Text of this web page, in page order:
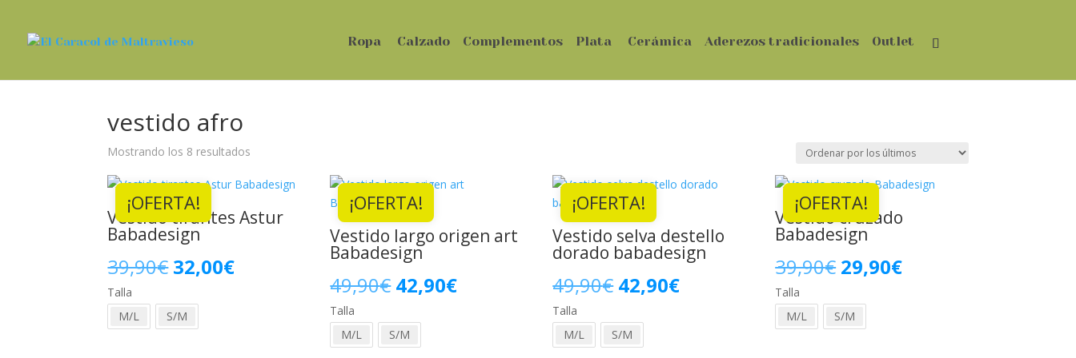
Ropa Calzado Complementos Plata Cerámica Aderezos tradicionales Outlet
vestido afro
Mostrando los 8 resultados
los
¡OFERTA!
Vestido tirantes Astur
Babadesign
39,90€El
precio
original
32,00€El
Talla
M/L
S/M
¡OFERTA!
Vestido largo origen art
Babadesign
49,90€ El
precio
original
42,90€El
Talla
M/L
S/M
¡OFERTA!
Vestido selva destello
dorado babadesign
49,90€ El
precio
original
42,90€El
Talla
M/L
S/M
¡OFERTA!
Vestido cruzado
Babadesign
39,90€ El
precio
original
29,90€El
Talla
M/L
S/M